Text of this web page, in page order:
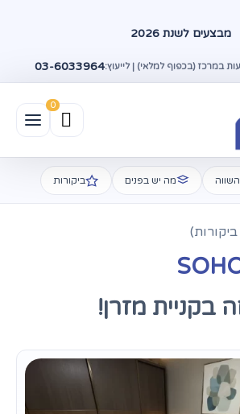
מבצעים לשנת 2026
03-6033964
השווה מה יש בפנים ביקורות